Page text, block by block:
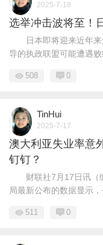
2025-7-18
选举冲击波将至！
日本即将迎来近年来
导的执政联盟可能遭遇败
508 0
TinHui
2025-7-17
澳大利亚失业率意
钉钉？
财联社7月17日讯（
局最新公布的数据显示，
511 0